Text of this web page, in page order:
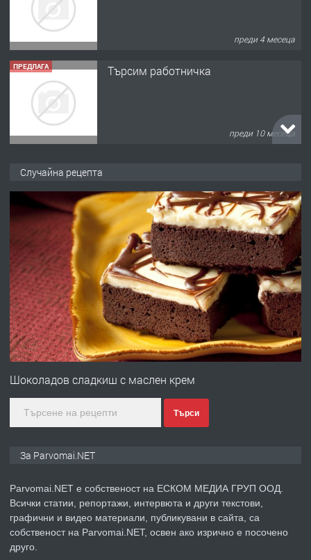
ПРЕДЛАГА
ПРЕДЛАГА
ПРЕДЛАГА Работа за общи работници
преди 1 година
ПРЕДЛАГА
Първи поход "По стъпките на Ангел
Войвода"
преди 1 година
ПРЕДЛАГА
Монтажник на малки детайли за
медицинската индустрия
Случайна рецепта
Шоколадов сладкиш с маслен крем
Търси
За Parvomai.NET
Parvomai.NET е собственост на ЕСКОМ МЕДИА ГРУП ООД.
Всички статии, репортажи, интервюта и други текстови,
графични и видео материали, публикувани в сайта, са
собственост на Parvomai.NET, освен ако изрично е посочено
друго.